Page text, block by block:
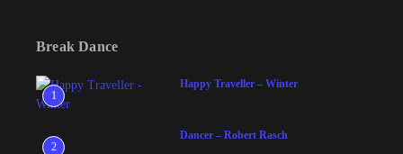
Break Dance
1
Happy Traveller – Winter
2
Dancer – Robert Rasch